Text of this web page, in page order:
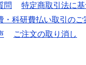
問
特定商取引法に
・科研費払い取引のご
ご注文の取り消し